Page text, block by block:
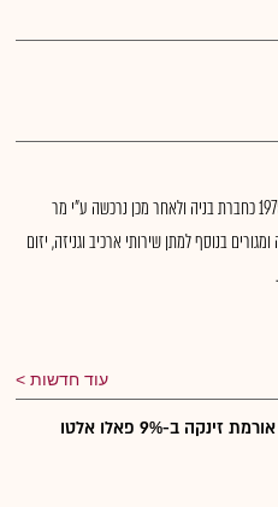
חברת וילאר אינטרנשיונל בע"מ נוסדה בשנת 1975 כחברת בניה ולאחר מכן נרכשה ע"י מר
בנוסף למתן שירותי ארכיב וגניזה, יזום
עוד חדשות
נעילה חיובית בת"א; אורמת זינקה ב-9% פאלו אלטו